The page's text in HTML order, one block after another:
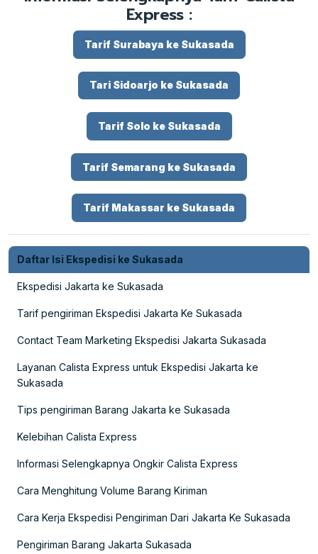
Express :
Tarif Surabaya ke Sukasada
Tari Sidoarjo ke Sukasada
Tarif Solo ke Sukasada
Tarif Semarang ke Sukasada
Tarif Makassar ke Sukasada
Daftar Isi Ekspedisi ke Sukasada
Ekspedisi Jakarta ke Sukasada
Tarif pengiriman Ekspedisi Jakarta Ke Sukasada
Contact Team Marketing Ekspedisi Jakarta Sukasada
Layanan Calista Express untuk Ekspedisi Jakarta ke
Sukasada
Tips pengiriman Barang Jakarta ke Sukasada
Kelebihan Calista Express
Informasi Selengkapnya Ongkir Calista Express
Cara Menghitung Volume Barang Kiriman
Cara Kerja Ekspedisi Pengiriman Dari Jakarta Ke Sukasada
Pengiriman Barang Jakarta Sukasada